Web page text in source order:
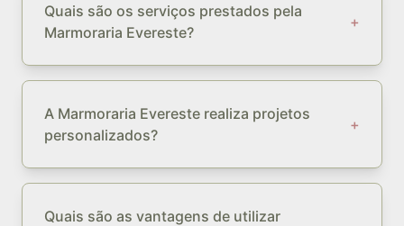
Quais são os serviços prestados pela
Marmoraria Evereste?
+
A Marmoraria Evereste realiza projetos
personalizados?
+
Quais são as vantagens de utilizar